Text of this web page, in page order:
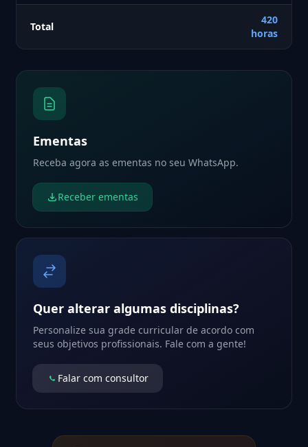
Total
420
horas
Ementas
Receba agora as ementas no seu WhatsApp.
Receber ementas
Quer alterar algumas disciplinas?
Personalize sua grade curricular de acordo com
seus objetivos profissionais. Fale com a gente!
Falar com consultor